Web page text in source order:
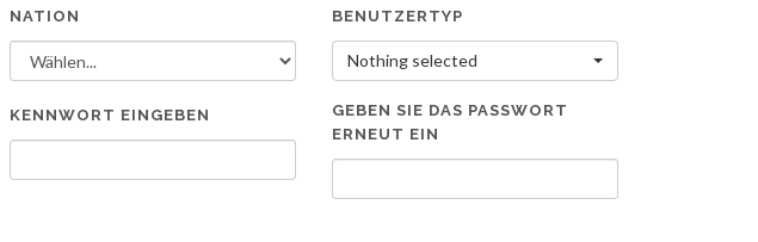
NATION BENUTZERTYP
Nothing selected
KENNWORT EINGEBEN
GEBEN SIE DAS PASSWORT
ERNEUT EIN